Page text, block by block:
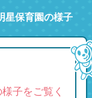
星保育園の様子
子をご覧く